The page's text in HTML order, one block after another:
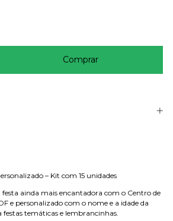
– Kit com 15 unidades
festa ainda mais encantadora com o Centro de
e personalizado com o nome e a idade da
festas temáticas e lembrancinhas.